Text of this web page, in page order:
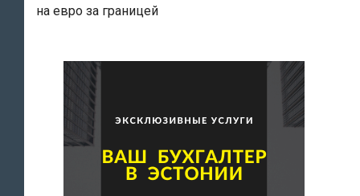
на евро за границей